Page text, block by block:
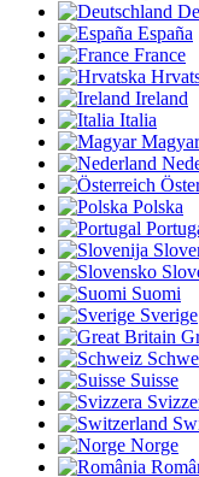
España
France
Ireland
Italia
Magyar
Polska
Suomi
Sverige
Suisse
Norge